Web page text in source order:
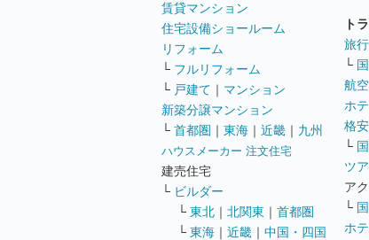
賃貸マンション
住宅設備ショールーム
リフォーム
└ フルリフォーム
└ 戸建て ｜ マンション
新築分譲マンション
└ 首都圏 ｜ 東海 ｜ 近畿 ｜ 九州
ハウスメーカー 注文住宅
建売住宅
└ ビルダー
└ 東北 ｜ 北関東 ｜ 首都圏
└ 東海 ｜ 近畿 ｜ 中国・四国
ト
旅
└
航
ホ
格
└
ツ
ア
└
ホ